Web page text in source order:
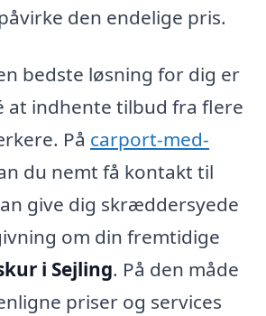
den endelige pris.
bedste løsning for dig er
at indhente tilbud fra flere
På carport-med-
du nemt få kontakt til
give dig skræddersyede
om din fremtidige
i Sejling. På den måde
priser og services